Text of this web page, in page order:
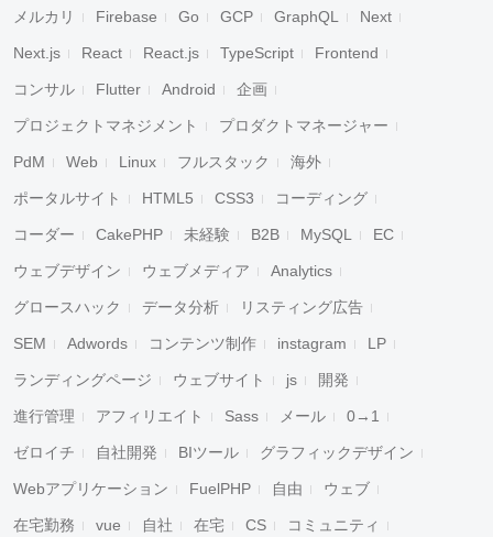
メルカリ Firebase Go GCP GraphQL Next
Next.js React React.js TypeScript Frontend
コンサル Flutter Android 企画
プロジェクトマネジメント プロダクトマネージャー
PdM Web Linux フルスタック 海外
ポータルサイト HTML5 CSS3 コーディング
コーダー CakePHP 未経験 B2B MySQL EC
ウェブデザイン ウェブメディア Analytics
グロースハック データ分析 リスティング広告
SEM Adwords コンテンツ制作 instagram LP
ランディングページ ウェブサイト js 開発
進行管理 アフィリエイト Sass メール 0→1
ゼロイチ 自社開発 BIツール グラフィックデザイン
Webアプリケーション FuelPHP 自由 ウェブ
在宅勤務 vue 自社 在宅 CS コミュニティ